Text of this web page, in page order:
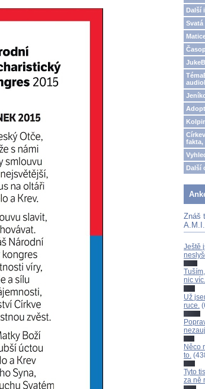
Další
fakta,
Další
Znáš
Ještě
nic víc.
Už
ruce.
Něco
to.
Tyto
za ně